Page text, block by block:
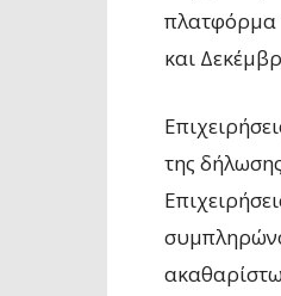
πλατφόρμα
και
της